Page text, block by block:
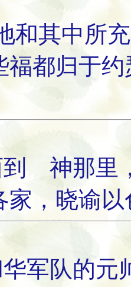
和其中所
福都归于
神那里
家，晓谕
军队的元